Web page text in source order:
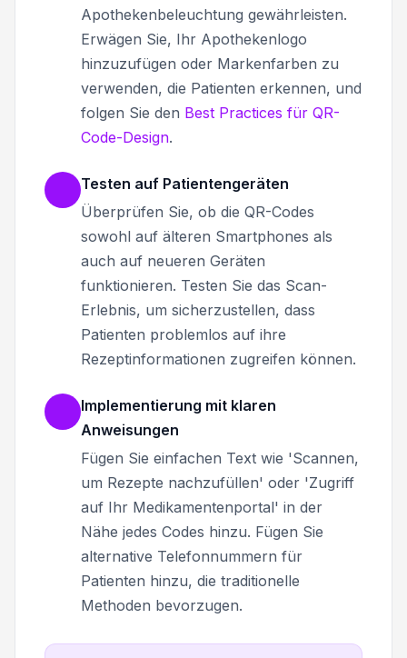
Apothekenbeleuchtung gewährleisten.
Erwägen Sie, Ihr Apothekenlogo
hinzuzufügen oder Markenfarben zu
verwenden, die Patienten erkennen, und
folgen Sie den Best Practices für QR-
Code-Design.
Testen auf Patientengeräten
Überprüfen Sie, ob die QR-Codes
sowohl auf älteren Smartphones als
auch auf neueren Geräten
funktionieren. Testen Sie das Scan-
Erlebnis, um sicherzustellen, dass
Patienten problemlos auf ihre
Rezeptinformationen zugreifen können.
Implementierung mit klaren
Anweisungen
Fügen Sie einfachen Text wie 'Scannen,
um Rezepte nachzufüllen' oder 'Zugriff
auf Ihr Medikamentenportal' in der
Nähe jedes Codes hinzu. Fügen Sie
alternative Telefonnummern für
Patienten hinzu, die traditionelle
Methoden bevorzugen.